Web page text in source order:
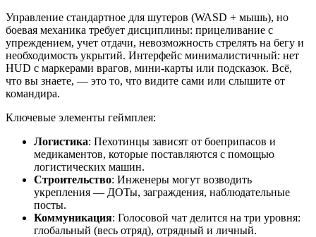
Управление стандартное для шутеров (WASD + мышь), но
боевая механика требует дисциплины: прицеливание с
упреждением, учет отдачи, невозможность стрелять на бегу и
необходимость укрытий. Интерфейс минималистичный: нет
HUD с маркерами врагов, мини-карты или подсказок. Всё,
что вы знаете, — это то, что видите сами или слышите от
командира.
Ключевые элементы геймплея:
Логистика: Пехотинцы зависят от боеприпасов и
медикаментов, которые поставляются с помощью
логистических машин.
Строительство: Инженеры могут возводить
укрепления — ДОТы, заграждения, наблюдательные
посты.
Коммуникация: Голосовой чат делится на три уровня:
глобальный (весь отряд), отрядный и личный.